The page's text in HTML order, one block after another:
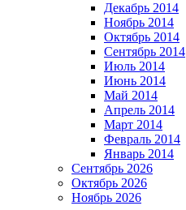
Декабрь 2014
Ноябрь 2014
Октябрь 2014
Сентябрь 2014
Июль 2014
Июнь 2014
Май 2014
Апрель 2014
Март 2014
Февраль 2014
Январь 2014
Сентябрь 2026
Октябрь 2026
Ноябрь 2026